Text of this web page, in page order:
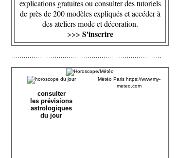
explications gratuites ou consulter des tutoriels
de près de 200 modèles expliqués et accéder à
des ateliers mode et décoration.
>>> S'inscrire
consulter
les prévisions
astrologiques
du jour
Météo Paris https://www.my-
meteo.com